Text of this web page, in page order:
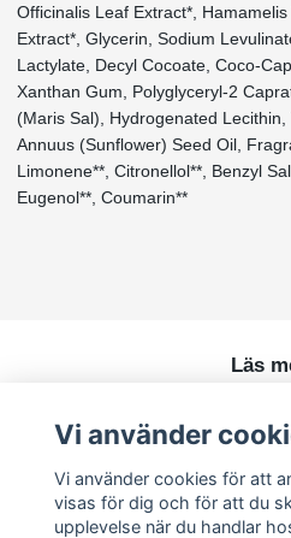
Officinalis Leaf Extract*,
Extract*, Glycerin, Sodium
Lactylate, Decyl Cocoate, Coco-
Xanthan Gum, Polyglyceryl-2
(Maris Sal), Hydrogenated
Annuus (Sunflower) Seed Oil,
Limonene**, Citronellol**, Benzyl
Eugenol**, Coumarin**
Läs
Vi använder
Vi använder cookies för att
visas för dig och för att du
upplevelse när du handlar